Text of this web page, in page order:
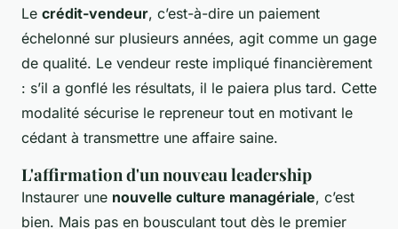
Le crédit-vendeur, c’est-à-dire un paiement
échelonné sur plusieurs années, agit comme un gage
de qualité. Le vendeur reste impliqué financièrement
: s’il a gonflé les résultats, il le paiera plus tard. Cette
modalité sécurise le repreneur tout en motivant le
cédant à transmettre une affaire saine.
L'affirmation d'un nouveau leadership
Instaurer une nouvelle culture managériale, c’est
bien. Mais pas en bousculant tout dès le premier